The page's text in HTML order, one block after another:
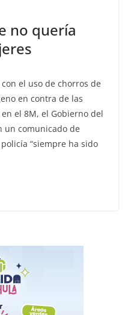
no quería
el uso de chorros de
en contra de las
el 8M, el Gobierno del
un comunicado de
“siempre ha sido